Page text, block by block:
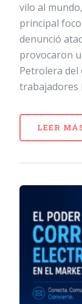
vilo al
principal
denunció
provocaron
Petrolera del
trabajadores
LEER